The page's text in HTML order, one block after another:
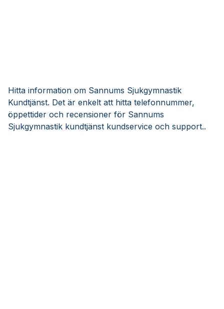
Hitta information om Sannums Sjukgymnastik
Kundtjänst. Det är enkelt att hitta telefonnummer,
öppettider och recensioner för Sannums
Sjukgymnastik kundtjänst kundservice och support..